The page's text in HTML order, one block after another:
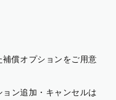
償オプションをご用意
ン追加・キャンセルは